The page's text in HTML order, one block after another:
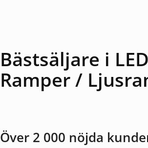
Bästsäljare i LED
Ramper /
Över 2 000 nöjda